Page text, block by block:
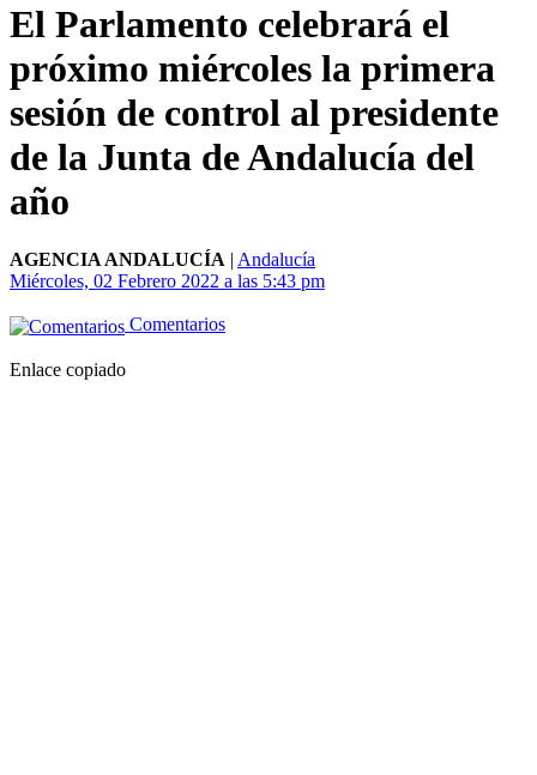
El Parlamento celebrará el
próximo miércoles la primera
sesión de control al presidente
de la Junta de Andalucía del
año
AGENCIA ANDALUCÍA | Andalucía
Miércoles, 02 Febrero 2022 a las 5:43 pm
Comentarios
Enlace copiado